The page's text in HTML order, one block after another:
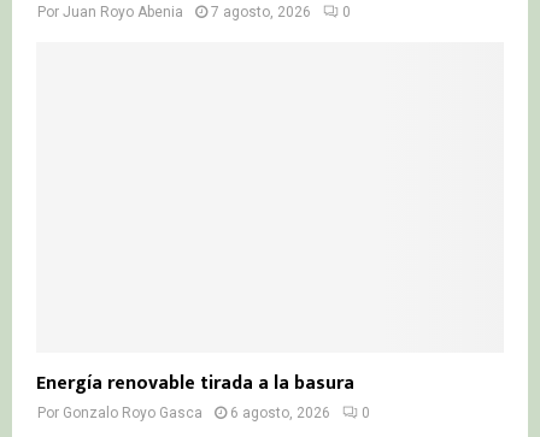
Por Juan Royo Abenia 7 agosto, 2026 0
Energía renovable tirada a la basura
Por Gonzalo Royo Gasca 6 agosto, 2026 0